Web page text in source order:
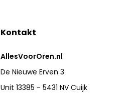
Kontakt
AllesVoorOren.nl
De Nieuwe Erven 3
Unit 13385 - 5431 NV Cuijk